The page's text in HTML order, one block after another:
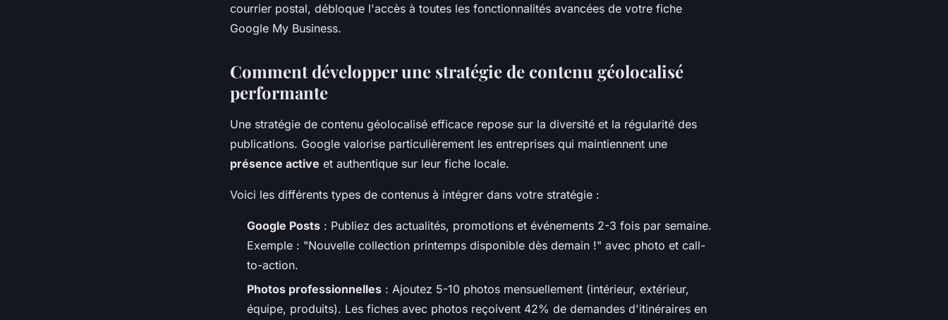
courrier postal, débloque l'accès à toutes les fonctionnalités avancées de votre fiche
Google My Business.
Comment développer une stratégie de contenu géolocalisé
performante
Une stratégie de contenu géolocalisé efficace repose sur la diversité et la régularité des
publications. Google valorise particulièrement les entreprises qui maintiennent une
présence active et authentique sur leur fiche locale.
Voici les différents types de contenus à intégrer dans votre stratégie :
Google Posts : Publiez des actualités, promotions et événements 2-3 fois par semaine.
Exemple : "Nouvelle collection printemps disponible dès demain !" avec photo et call-
to-action.
Photos professionnelles : Ajoutez 5-10 photos mensuellement (intérieur, extérieur,
équipe, produits). Les fiches avec photos reçoivent 42% de demandes d'itinéraires en